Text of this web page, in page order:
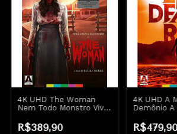
4K UHD The Woman
Nem Todo Monstro Vive
Descendência - Arrow
R$389,90
4K UHD A
Demônio A